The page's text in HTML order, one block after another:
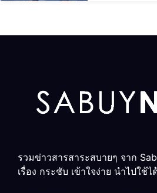
รวมข่าวสารสาระสบายๆ จาก
เรื่อง กระชับ เข้าใจง่าย นำไปใช้ไ